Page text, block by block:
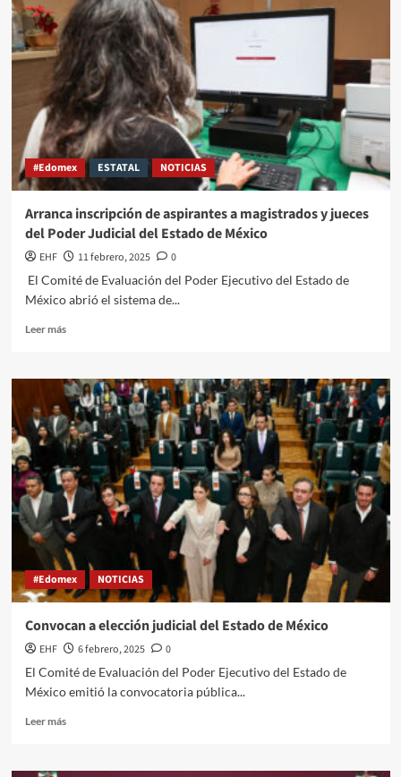
#Edomex ESTATAL NOTICIAS
Arranca inscripción de aspirantes a magistrados y jueces
del Poder Judicial del Estado de México
EHF 11 febrero, 2025
0
El Comité de Evaluación del Poder Ejecutivo del Estado de
México abrió el sistema de...
Leer más
#Edomex NOTICIAS
Convocan a elección judicial del Estado de México
EHF 6 febrero, 2025
0
El Comité de Evaluación del Poder Ejecutivo del Estado de
México emitió la convocatoria pública...
Leer más